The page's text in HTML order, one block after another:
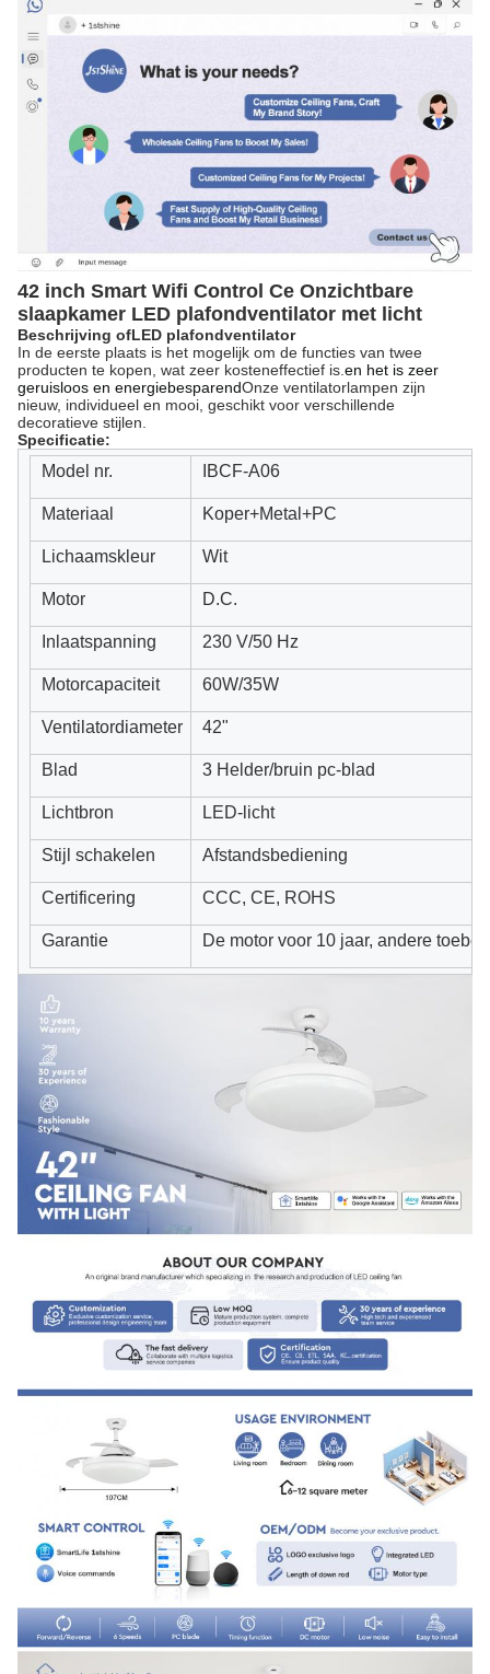
42 inch Smart Wifi Control Ce Onzichtbare
slaapkamer LED plafondventilator met licht
Beschrijving ofLED plafondventilator
In de eerste plaats is het mogelijk om de functies van twee
producten te kopen, wat zeer kosteneffectief is. en het is zeer
geruisloos en energiebesparendOnze ventilatorlampen zijn
nieuw, individueel en mooi, geschikt voor verschillende
decoratieve stijlen.
Specificatie:
Model nr. IBCF-A06
Materiaal Koper+Metal+PC
Lichaamskleur Wit
Motor D.C.
Inlaatspanning 230 V/50 Hz
Motorcapaciteit 60W/35W
Ventilatordiameter 42"
Blad 3 Helder/bruin pc-blad
Lichtbron LED-licht
Stijl schakelen Afstandsbediening
Certificering CCC, CE, ROHS
Garantie De motor voor 10 jaar, andere